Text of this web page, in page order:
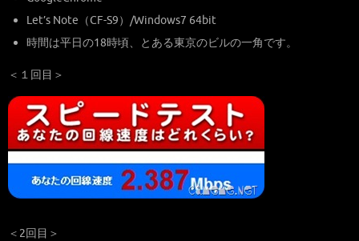
Let’s Note（CF-S9）/Windows7 64bit
時間は平日の18時頃、とある東京のビルの一角です。
＜１回目＞
＜2回目＞